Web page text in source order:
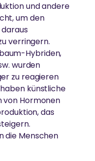
15 Ländern.
emotionale und
ohne Angst
und andere
um den
verringern.
Hybriden,
wurden
zu reagieren
künstliche
von Hormonen
das
die Menschen